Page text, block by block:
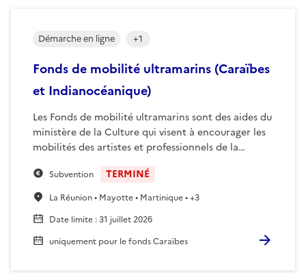
Fonds de mobilité ultramarins (Caraïbes
et Indianocéanique)
Les Fonds de mobilité ultramarins sont des aides du
ministère de la Culture qui visent à encourager les
mobilités des artistes et professionnels de la…
Démarche en ligne +1
Subvention TERMINÉ
La Réunion • Mayotte • Martinique • +3
Date limite :31 juillet 2026
uniquement pour le fonds Caraïbes